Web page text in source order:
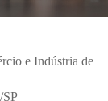
e Indústria de
SP